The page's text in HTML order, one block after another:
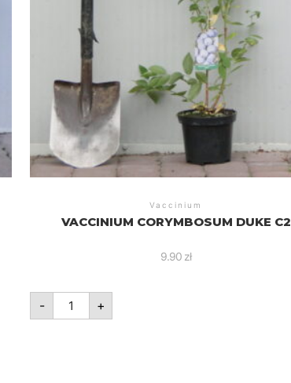
Vaccinium
VACCINIUM CORYMBOSUM DUKE C2
9.90 zł
-
ilość
Vaccinium
corymbosum
+